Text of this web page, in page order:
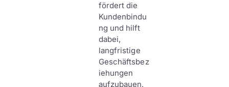
fördert die
Kundenbindu
ng und hilft
dabei,
langfristige
Geschäftsbez
iehungen
aufzubauen.